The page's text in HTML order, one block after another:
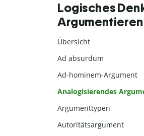
Logisches
Argumentieren
Übersicht
Ad absurdum
Ad-hominem-Argument
Analogisierendes
Argumenttypen
Autoritätsargument